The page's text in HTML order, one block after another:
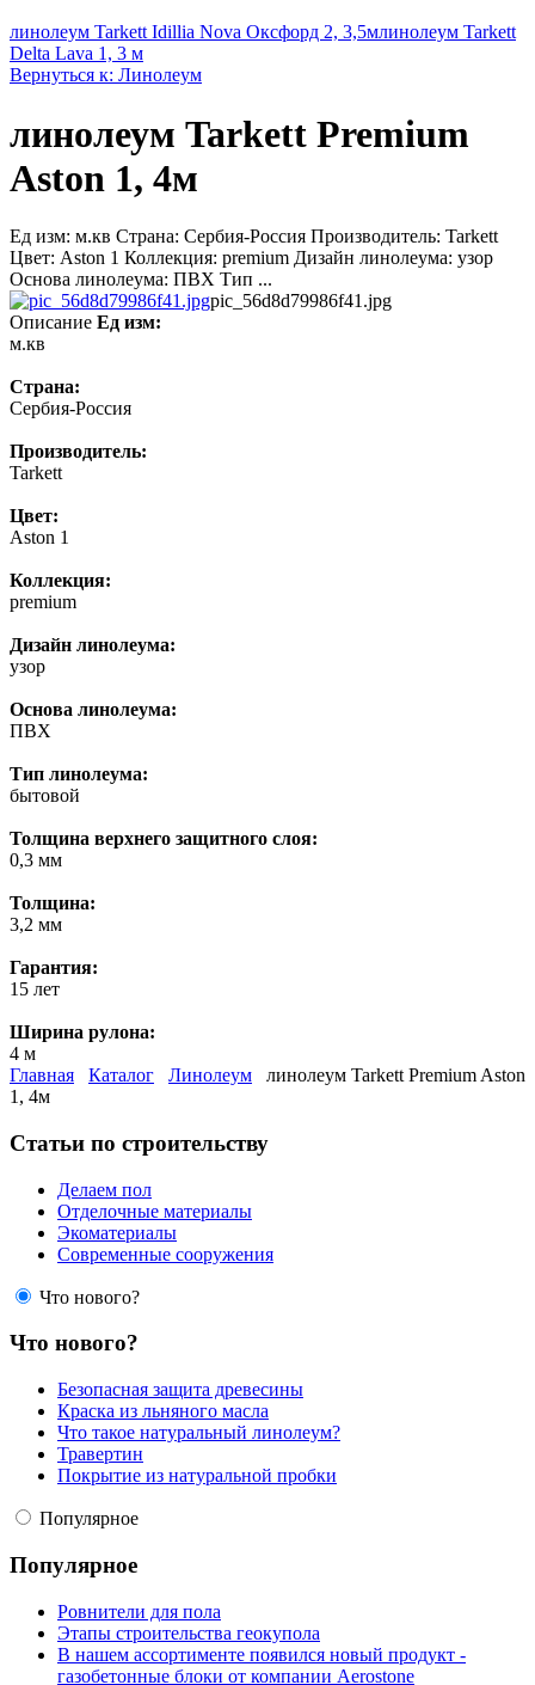
линолеум Tarkett Idillia Nova Оксфорд 2, 3,5млинолеум Tarkett
Delta Lava 1, 3 м
Вернуться к: Линолеум
линолеум Tarkett Premium
Aston 1, 4м
Ед изм: м.кв Страна: Сербия-Россия Производитель: Tarkett
Цвет: Aston 1 Коллекция: premium Дизайн линолеума: узор
Основа линолеума: ПВХ Тип ...
pic_56d8d79986f41.jpg
Описание Ед изм:
м.кв
Страна:
Сербия-Россия
Производитель:
Tarkett
Цвет:
Aston 1
Коллекция:
premium
Дизайн линолеума:
узор
Основа линолеума:
ПВХ
Тип линолеума:
бытовой
Толщина верхнего защитного слоя:
0,3 мм
Толщина:
3,2 мм
Гарантия:
15 лет
Ширина рулона:
4 м
Главная
Каталог Линолеум
линолеум Tarkett Premium Aston
1, 4м
Статьи по строительству
Делаем пол
Отделочные материалы
Экоматериалы
Современные сооружения
Что нового?
Что нового?
Безопасная защита древесины
Краска из льняного масла
Что такое натуральный линолеум?
Травертин
Покрытие из натуральной пробки
Популярное
Популярное
Ровнители для пола
Этапы строительства геокупола
В нашем ассортименте появился новый продукт -
газобетонные блоки от компании Aerostone